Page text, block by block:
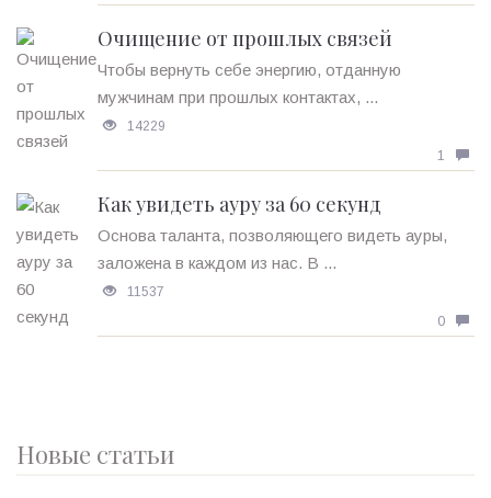
Очищение от прошлых связей
Чтобы вернуть себе энергию, отданную
мужчинам при прошлых контактах, ...
14229
1
Как увидеть ауру за 60 секунд
Основа таланта, позволяющего видеть ауры,
заложена в каждом из нас. В ...
11537
0
Новые статьи